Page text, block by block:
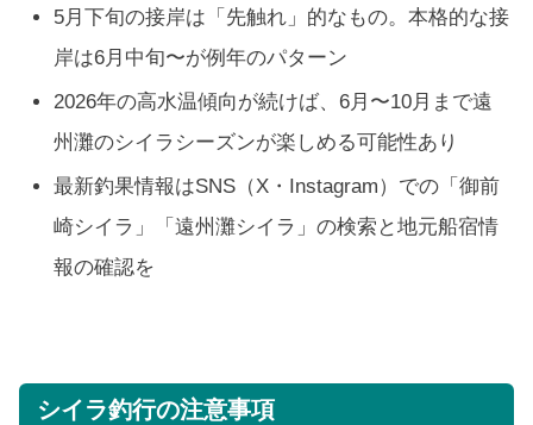
5月下旬の接岸は「先触れ」的なもの。本格的な接
岸は6月中旬〜が例年のパターン
2026年の高水温傾向が続けば、6月〜10月まで遠
州灘のシイラシーズンが楽しめる可能性あり
最新釣果情報はSNS（X・Instagram）での「御前
崎シイラ」「遠州灘シイラ」の検索と地元船宿情
報の確認を
シイラ釣行の注意事項